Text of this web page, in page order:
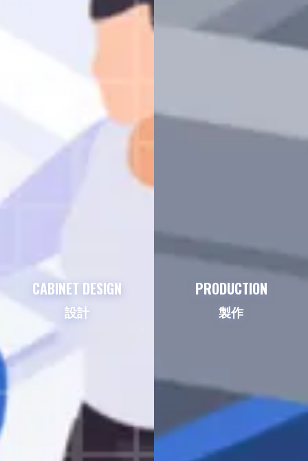
CABINET DESIGN
設計
PRODUCTION
製作